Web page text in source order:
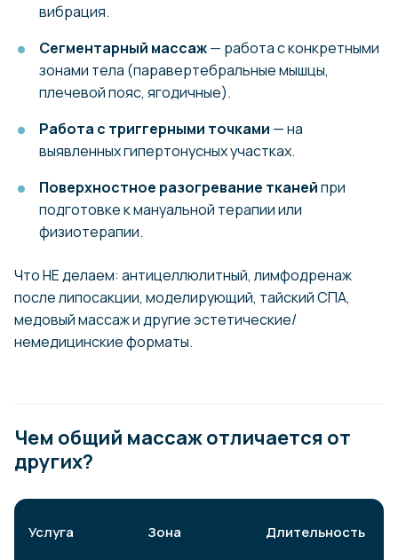
вибрация.
Сегментарный массаж— работа с конкретными
зонами тела (паравертебральные мышцы,
плечевой пояс, ягодичные).
Работа с триггерными точками — на
выявленных гипертонусных участках.
Поверхностное разогревание тканейпри
подготовке к мануальной терапии или
физиотерапии.
Что НЕ делаем: антицеллюлитный, лимфодренаж
после липосакции, моделирующий, тайский СПА,
медовый массаж и другие эстетические/
немедицинские форматы.
Чем общий массаж отличается от
других?
Услуга Зона Длительность